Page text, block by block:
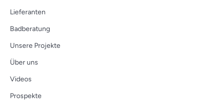
Lieferanten
Badberatung
Unsere Projekte
Über uns
Videos
Prospekte